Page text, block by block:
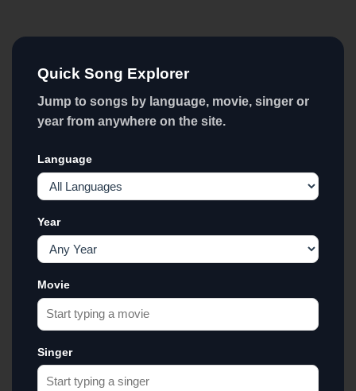
Quick Song Explorer
Jump to songs by language, movie, singer or
year from anywhere on the site.
Language
Year
Movie
Singer